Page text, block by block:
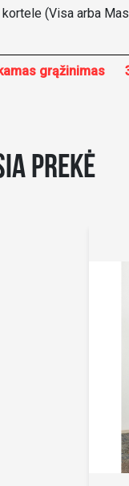
(Visa arba
grąžinimas
PREKĖ